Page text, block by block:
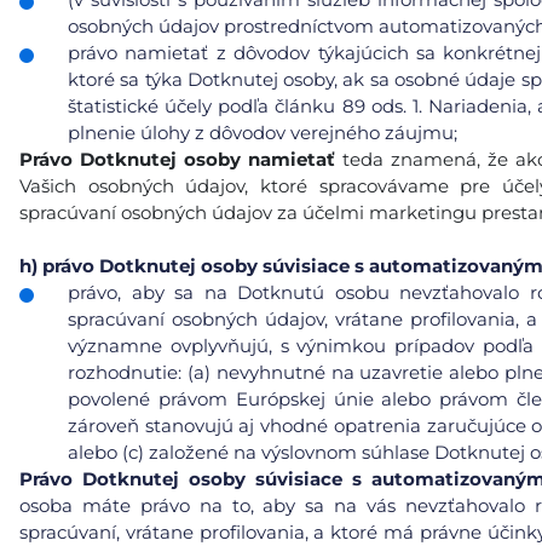
osobných údajov prostredníctvom
právo namietať z dôvodov týkajúcich sa
ktoré sa týka Dotknutej osoby, ak sa osobné údaje
štatistické účely podľa článku 89 ods. 1.
plnenie úlohy z dôvodov verejného záujmu;
Právo Dotknutej osoby namietaťteda znamená, že
Vašich osobných údajov, ktoré spracovávame pre
spracúvaní osobných údajov za účelmi marketingu
h) právo Dotknutej osoby súvisiace s
právo, aby sa na Dotknutú osobu nevzťahovalo
spracúvaní osobných údajov, vrátane
významne ovplyvňujú, s výnimkou prípadov
rozhodnutie: (a) nevyhnutné na uzavretie alebo
povolené právom Európskej únie alebo právom
zároveň stanovujú aj vhodné opatrenia zaručujúce
alebo (c) založené na výslovnom súhlase Dotknutej
Právo Dotknutej osoby súvisiace s
osoba máte právo na to, aby sa na vás nevzťahovalo
spracúvaní, vrátane profilovania, a ktoré má právne